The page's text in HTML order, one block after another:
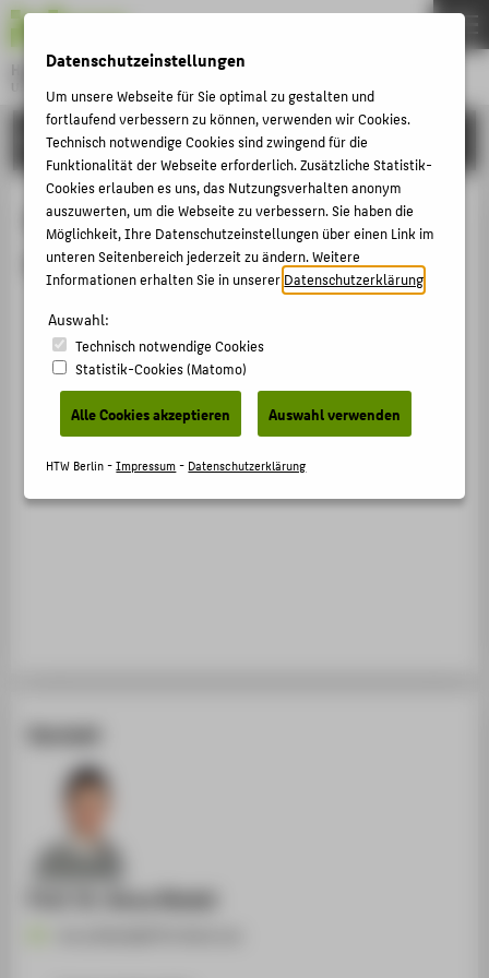
Hochschule für Technik und Wirtschaft Berlin
University of Applied Sciences
Menu
FORSCHUNG
Begutachtungen von Prof. Dr. Anna
Riedel
Der Markentag
Begutachtung Journal / Publikation › 2023
Kontakt
Prof. Dr. Anna Riedel
THEMEN
HOCHSCHULE
CAMPUS
STUDIUM
LEHRE
KARRIERE
INTERNATIONAL
INFORMATIONEN FÜR
STUDIENINTERESSIERTE
Datenschutzeinstellungen
Um unsere Webseite für Sie optimal zu gestalten und
fortlaufend verbessern zu können, verwenden wir Cookies.
Technisch notwendige Cookies sind zwingend für die
Funktionalität der Webseite erforderlich. Zusätzliche Statistik-
Cookies erlauben es uns, das Nutzungsverhalten anonym
auszuwerten, um die Webseite zu verbessern. Sie haben die
Möglichkeit, Ihre Datenschutzeinstellungen über einen Link im
unteren Seitenbereich jederzeit zu ändern. Weitere
Informationen erhalten Sie in unsererDatenschutzerklärung
Auswahl:
Technisch notwendige Cookies
Statistik-Cookies (Matomo)
Alle Cookies akzeptieren Auswahl verwenden
HTW Berlin -Impressum- Datenschutzerklärung